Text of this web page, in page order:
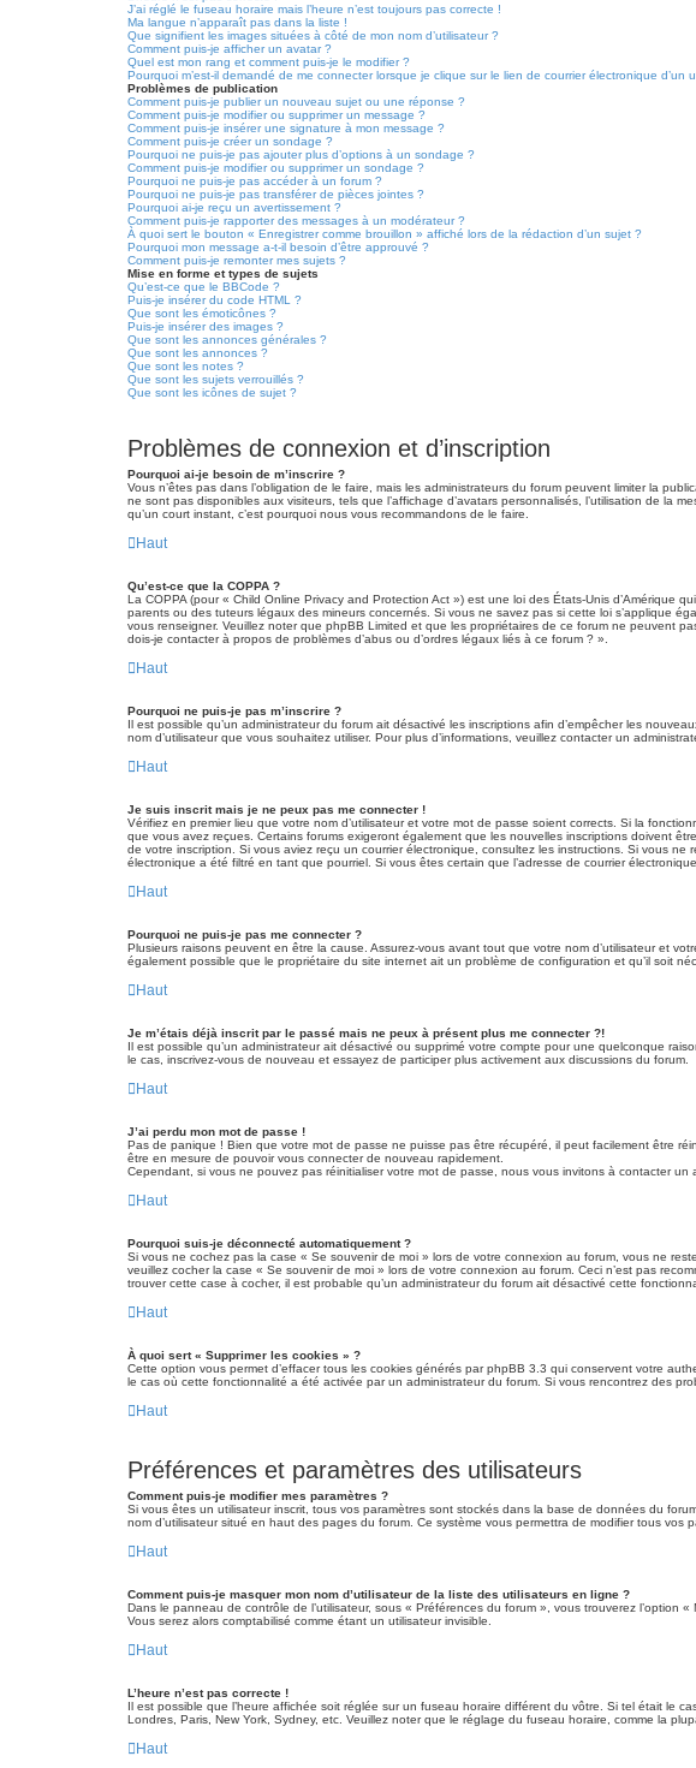
J’ai réglé le fuseau horaire mais l’heure n’est toujours pas correcte !
Ma langue n’apparaît pas dans la liste !
Que signifient les images situées à côté de mon nom d’utilisateur ?
Comment puis-je afficher un avatar ?
Quel est mon rang et comment puis-je le modifier ?
Pourquoi m’est-il demandé de me connecter lorsque je clique sur le lien de courrier électronique d’un
Problèmes de publication
Comment puis-je publier un nouveau sujet ou une réponse ?
Comment puis-je modifier ou supprimer un message ?
Comment puis-je insérer une signature à mon message ?
Comment puis-je créer un sondage ?
Pourquoi ne puis-je pas ajouter plus d’options à un sondage ?
Comment puis-je modifier ou supprimer un sondage ?
Pourquoi ne puis-je pas accéder à un forum ?
Pourquoi ne puis-je pas transférer de pièces jointes ?
Pourquoi ai-je reçu un avertissement ?
Comment puis-je rapporter des messages à un modérateur ?
À quoi sert le bouton « Enregistrer comme brouillon » affiché lors de la rédaction d’un sujet ?
Pourquoi mon message a-t-il besoin d’être approuvé ?
Comment puis-je remonter mes sujets ?
Mise en forme et types de sujets
Qu’est-ce que le BBCode ?
Puis-je insérer du code HTML ?
Que sont les émoticônes ?
Puis-je insérer des images ?
Que sont les annonces générales ?
Que sont les annonces ?
Que sont les notes ?
Que sont les sujets verrouillés ?
Que sont les icônes de sujet ?
Problèmes de connexion et d’inscription
Pourquoi ai-je besoin de m’inscrire ?
Vous n’êtes pas dans l’obligation de le faire, mais les administrateurs du forum peuvent limiter la
ne sont pas disponibles aux visiteurs, tels que l’affichage d’avatars personnalisés, l’utilisation de la
qu’un court instant, c’est pourquoi nous vous recommandons de le faire.
Haut
Qu’est-ce que la COPPA ?
La COPPA (pour « Child Online Privacy and Protection Act ») est une loi des États-Unis
parents ou des tuteurs légaux des mineurs concernés. Si vous ne savez pas si cette loi s’applique
vous renseigner. Veuillez noter que phpBB Limited et que les propriétaires de ce forum ne peuvent
dois-je contacter à propos de problèmes d’abus ou d’ordres légaux liés à ce forum ? ».
Haut
Pourquoi ne puis-je pas m’inscrire ?
Il est possible qu’un administrateur du forum ait désactivé les inscriptions afin d’empêcher les
nom d’utilisateur que vous souhaitez utiliser. Pour plus d’informations, veuillez contacter un
Haut
Je suis inscrit mais je ne peux pas me connecter !
Vérifiez en premier lieu que votre nom d’utilisateur et votre mot de passe soient corrects. Si la
que vous avez reçues. Certains forums exigeront également que les nouvelles inscriptions doivent
de votre inscription. Si vous aviez reçu un courrier électronique, consultez les instructions. Si vous
électronique a été filtré en tant que pourriel. Si vous êtes certain que l’adresse de courrier
Haut
Pourquoi ne puis-je pas me connecter ?
Plusieurs raisons peuvent en être la cause. Assurez-vous avant tout que votre nom d’utilisateur et
également possible que le propriétaire du site internet ait un problème de configuration et qu’il soit
Haut
Je m’étais déjà inscrit par le passé mais ne peux à présent plus me connecter ?!
Il est possible qu’un administrateur ait désactivé ou supprimé votre compte pour une quelconque
le cas, inscrivez-vous de nouveau et essayez de participer plus activement aux discussions du forum.
Haut
J’ai perdu mon mot de passe !
Pas de panique ! Bien que votre mot de passe ne puisse pas être récupéré, il peut facilement être
être en mesure de pouvoir vous connecter de nouveau rapidement.
Cependant, si vous ne pouvez pas réinitialiser votre mot de passe, nous vous invitons à contacter un
Haut
Pourquoi suis-je déconnecté automatiquement ?
Si vous ne cochez pas la case « Se souvenir de moi » lors de votre connexion au forum, vous ne
veuillez cocher la case « Se souvenir de moi » lors de votre connexion au forum. Ceci n’est pas
trouver cette case à cocher, il est probable qu’un administrateur du forum ait désactivé cette
Haut
À quoi sert « Supprimer les cookies » ?
Cette option vous permet d’effacer tous les cookies générés par phpBB 3.3 qui conservent votre
le cas où cette fonctionnalité a été activée par un administrateur du forum. Si vous rencontrez des
Haut
Préférences et paramètres des utilisateurs
Comment puis-je modifier mes paramètres ?
Si vous êtes un utilisateur inscrit, tous vos paramètres sont stockés dans la base de données du
nom d’utilisateur situé en haut des pages du forum. Ce système vous permettra de modifier tous vos
Haut
Comment puis-je masquer mon nom d’utilisateur de la liste des utilisateurs en ligne ?
Dans le panneau de contrôle de l’utilisateur, sous « Préférences du forum », vous trouverez
Vous serez alors comptabilisé comme étant un utilisateur invisible.
Haut
L’heure n’est pas correcte !
Il est possible que l’heure affichée soit réglée sur un fuseau horaire différent du vôtre. Si tel était le
Londres, Paris, New York, Sydney, etc. Veuillez noter que le réglage du fuseau horaire, comme la
Haut